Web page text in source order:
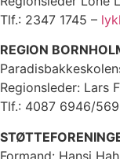
Tlf.: 2347 1745 –
REGION
Regionsleder: Lars
Tlf.: 4087 6946/
Formand: Hansi